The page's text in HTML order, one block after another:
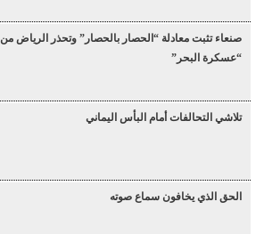
صنعاء تثبت معادلة “الحصار بالحصار” وتحذر الرياض من
“عسكرة البحر”
تلاشي التحالفات أمام البأس اليماني
الحق الذي يخافون سماع صوته